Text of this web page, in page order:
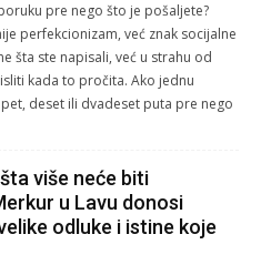
pre nego što je pošaljete?
perfekcionizam, već znak socijalne
šta ste napisali, već u strahu od
kada to pročita. Ako jednu
deset ili dvadeset puta pre nego
više neće biti
u Lavu donosi
odluke i istine koje